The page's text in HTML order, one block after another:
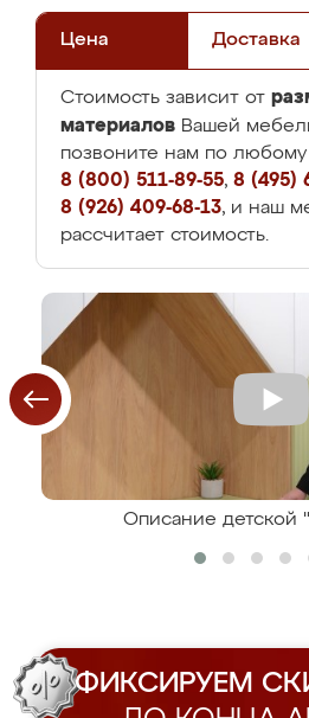
Цена Доставка
Стоимость зависит от
материалов Вашей
позвоните нам по
8 (800) 511-89-55, 8 (495)
8 (926) 409-68-13, и наш
рассчитает стоимость.
Описание детской
ФИКСИРУЕМ